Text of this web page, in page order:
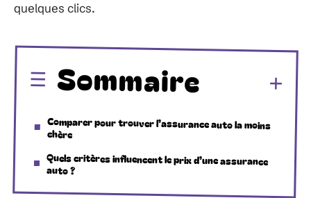
quelques clics.
Sommaire
Comparer pour trouver l’assurance auto la moins
chère
Quels critères influencent le prix d’une assurance
auto ?